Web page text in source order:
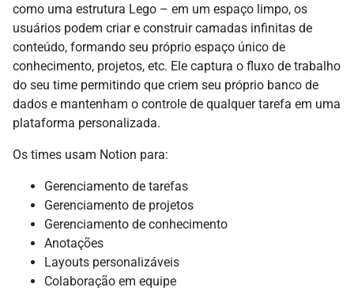
como uma estrutura Lego – em um espaço limpo, os
usuários podem criar e construir camadas infinitas de
conteúdo, formando seu próprio espaço único de
conhecimento, projetos, etc. Ele captura o fluxo de trabalho
do seu time permitindo que criem seu próprio banco de
dados e mantenham o controle de qualquer tarefa em uma
plataforma personalizada.
Os times usam Notion para:
Gerenciamento de tarefas
Gerenciamento de projetos
Gerenciamento de conhecimento
Anotações
Layouts personalizáveis
Colaboração em equipe